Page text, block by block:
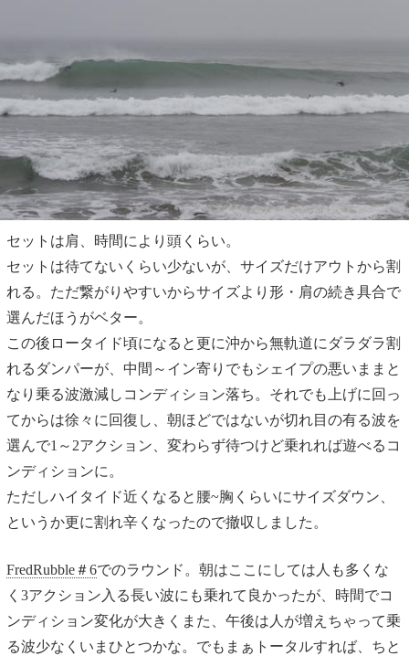
セットは肩、時間により頭くらい。
セットは待てないくらい少ないが、サイズだけアウトから割
れる。ただ繋がりやすいからサイズより形・肩の続き具合で
選んだほうがベター。
この後ロータイド頃になると更に沖から無軌道にダラダラ割
れるダンパーが、中間～イン寄りでもシェイプの悪いままと
なり乗る波激減しコンディション落ち。それでも上げに回っ
てからは徐々に回復し、朝ほどではないが切れ目の有る波を
選んで1～2アクション、変わらず待つけど乗れれば遊べるコ
ンディションに。
ただしハイタイド近くなると腰~胸くらいにサイズダウン、
というか更に割れ辛くなったので撤収しました。
FredRubble＃6でのラウンド。朝はここにしては人も多くな
く3アクション入る長い波にも乗れて良かったが、時間でコ
ンディション変化が大きくまた、午後は人が増えちゃって乗
る波少なくいまひとつかな。でもまぁトータルすれば、ちと